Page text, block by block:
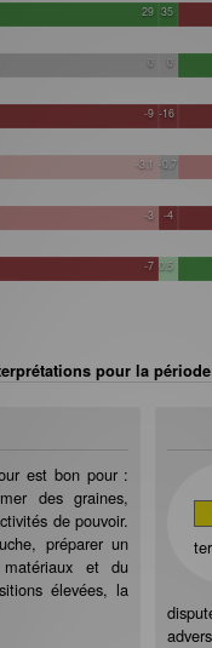
29 35
0 0
-9 -16
-3.1 -0.7
-3 -4
-7 0.5
pour la
est bon pour :
des graines,
de pouvoir.
préparer un
et du
élevées, la